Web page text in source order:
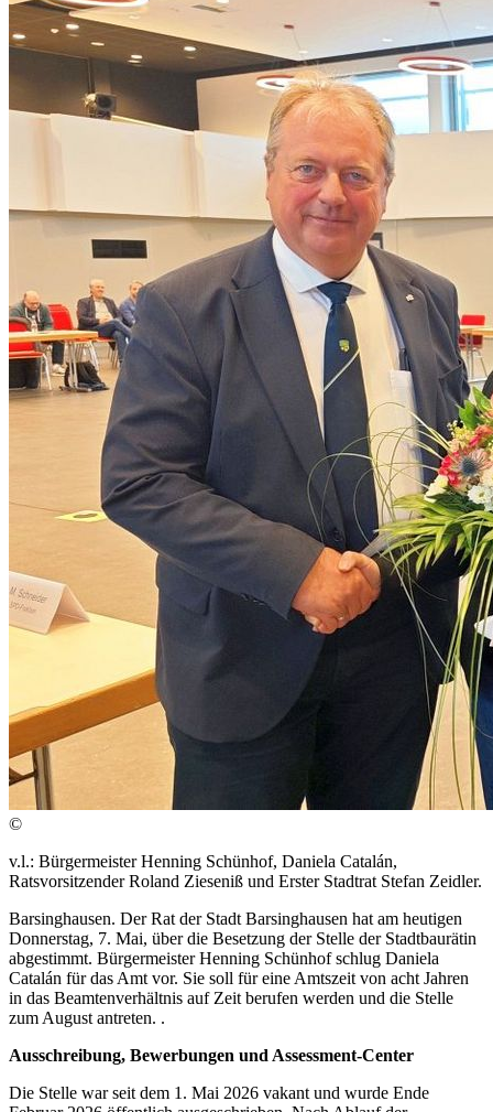
©
v.l.: Bürgermeister Henning Schünhof, Daniela Catalán,
Ratsvorsitzender Roland Zieseniß und Erster Stadtrat Stefan Zeidler.
Barsinghausen. Der Rat der Stadt Barsinghausen hat am heutigen
Donnerstag, 7. Mai, über die Besetzung der Stelle der Stadtbaurätin
abgestimmt. Bürgermeister Henning Schünhof schlug Daniela
Catalán für das Amt vor. Sie soll für eine Amtszeit von acht Jahren
in das Beamtenverhältnis auf Zeit berufen werden und die Stelle
zum August antreten. .
Ausschreibung, Bewerbungen und Assessment-Center
Die Stelle war seit dem 1. Mai 2026 vakant und wurde Ende